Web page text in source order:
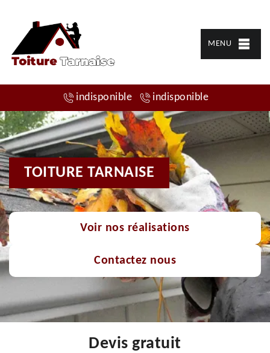
MENU
indisponible indisponible
TOITURE TARNAISE
Voir nos réalisations
Contactez nous
Devis gratuit